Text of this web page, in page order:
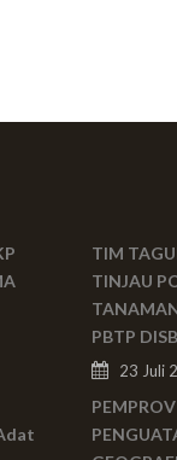
TIM
TINJAU
PBTP
23 Juli